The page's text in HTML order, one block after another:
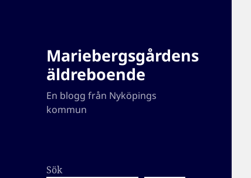
Mariebergsgårdens
äldreboende
En blogg från Nyköpings
kommun
Sök